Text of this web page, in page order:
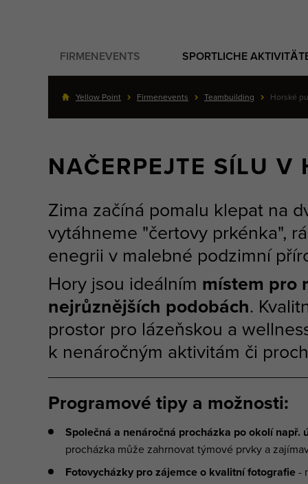
FIRMENEVENTS SPORTLICHE
Yellow Point Firmenevents Teambuilding Horské
NAČERPEJTE SÍLU V
Zima začíná pomalu klepat na
vytáhneme "čertovy prkénka",
enegrii v malebné podzimní
Hory jsou ideálním místem pro
nejrůznějších podobách.
prostor pro lázeňskou a
k nenáročným aktivitám či
Programové tipy a možnosti:
Společná a nenáročná procházka po okolí např.
procházka může zahrnovat týmové prvky a
Fotovycházky pro zájemce o kvalitní fotografie -